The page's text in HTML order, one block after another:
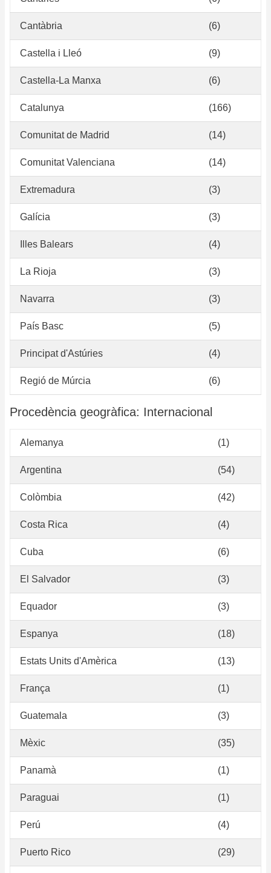
Cantàbria (6)
Castella i Lleó (9)
Castella-La Manxa (6)
Catalunya (166)
Comunitat de Madrid (14)
Comunitat Valenciana (14)
Extremadura (3)
Galícia (3)
Illes Balears (4)
La Rioja (3)
Navarra (3)
País Basc (5)
Principat d'Astúries (4)
Regió de Múrcia (6)
Procedència geogràfica: Internacional
Alemanya (1)
Argentina (54)
Colòmbia (42)
Costa Rica (4)
Cuba (6)
El Salvador (3)
Equador (3)
Espanya (18)
Estats Units d'Amèrica (13)
França (1)
Guatemala (3)
Mèxic (35)
Panamà (1)
Paraguai (1)
Perú (4)
Puerto Rico (29)